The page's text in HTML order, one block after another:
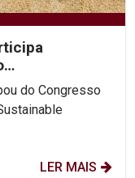
do Congresso
LER MAIS